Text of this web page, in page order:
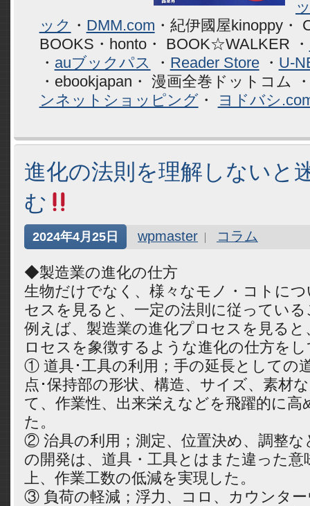
ック ・ DMM.com ・紀伊國屋kinoppy・
BOOKS・honto・ BOOK☆WALKER ・
・ auブックパス ・ Reader Store・ U-
・ebookjapan・ 漫画全巻ドットコム
ンネットショッピング・ ヨドバシ
進化の法則を理解しないと
む
2024年4月25日 wpmaster コラム
◆製造業の進化の仕方
生物だけでなく、様々なモノ・コトに
セスを見ると、一定の法則に従ってい
例えば、製造業の進化プロセスを見る
ロセスを象徴するような進化の仕方を
① 道具･工具の利用；手の延長としての
点･保持部の形状、構造、サイズ、素材
て、作業性、出来栄えなどを飛躍的に
た。
② 治具の利用；測定、位置決め、調整な
の開発は、道具・工具とはまた違った意
上、作業工数の低減を実現した。
③ 負荷の軽減；浮力、コロ、カウンタ